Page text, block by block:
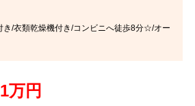
き/衣類乾燥機付き/コンビニへ徒歩8分☆/オー
万円